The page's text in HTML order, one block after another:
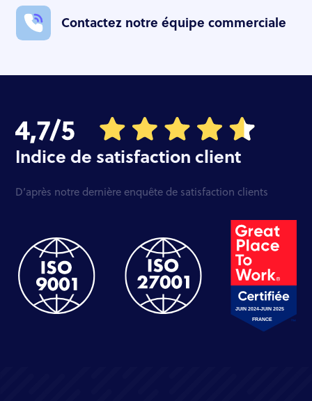
Contactez notre équipe commerciale
Indice de satisfaction client
D’après notre dernière enquête de satisfaction clients